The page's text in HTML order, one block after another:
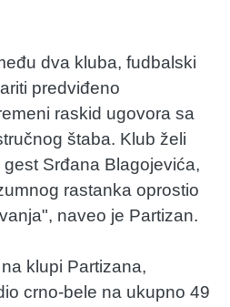
dva kluba, fudbalski
predviđeno
raskid ugovora sa
štaba. Klub želi
Srđana Blagojevića,
rastanka oprostio
naveo je Partizan.
klupi Partizana,
crno-bele na ukupno 49